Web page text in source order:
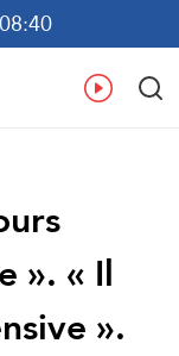
». « Il
».